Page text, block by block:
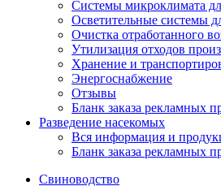
Системы микроклимата
Осветительные системы
Очистка отработанного
Утилизация отходов
Хранение и
Энергоснабжение
Отзывы
Бланк заказа рекламных
Разведение насекомых
Вся информация и
Бланк заказа рекламных
Свиноводство